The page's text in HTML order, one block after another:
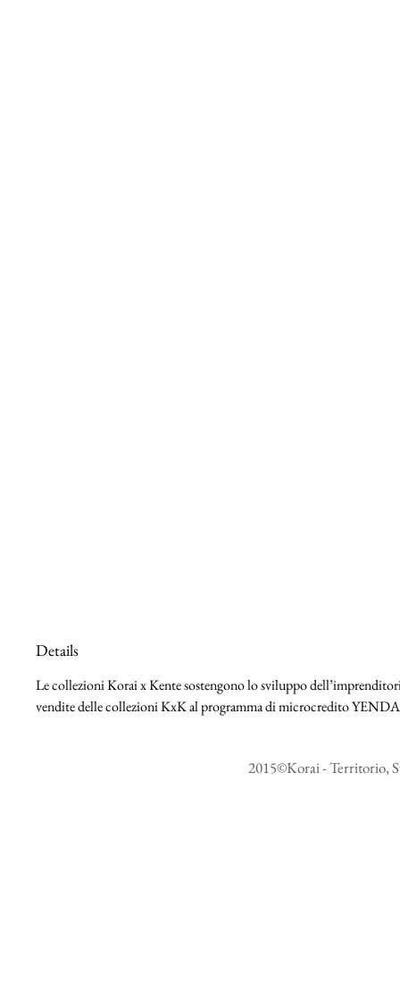
Details
Le collezioni Korai x Kente sostengono lo sviluppo
vendite delle collezioni KxK al programma di microcredito
2015©Korai - Territorio,